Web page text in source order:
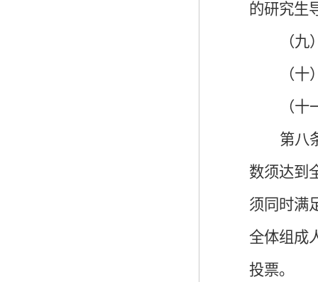
的研究生
（
（十
（
第八
数须达到
须同时满
全体组成
投票。